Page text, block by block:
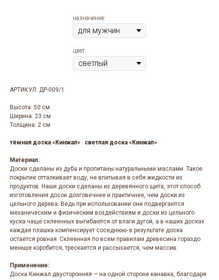
назначение
цвет
АРТИКУЛ: ДР-009/1
Высота: 50 см
Ширина: 23 см
Толщина: 2 см
тёмная доска «Кинжал» светлая доска «Кинжал»
Материал:
Доски сделаны из дуба и пропитаны натуральными маслами. Такое
покрытие отталкивает воду, не впитывая в себя жидкости из
продуктов. Наши доски сделаны из деревянного щита, этот способ
изготовления досок долговечнее и практичнее, чем доски из
цельного дерева. Ведь при использовании они подвергаются
механическим и физическим воздействиям и доски из цельного
куска чаще склеенных выгибаются от влаги дугой, а в наших досках
каждая плашка компенсирует соседнюю- в результате доска
остаётся ровная. Склеенная по всем правилам древесина гораздо
меньше коробится, трескается и рассыхается, чем массив.
Применение:
Доска Кинжал двусторонняя — на одной стороне канавка, благодаря